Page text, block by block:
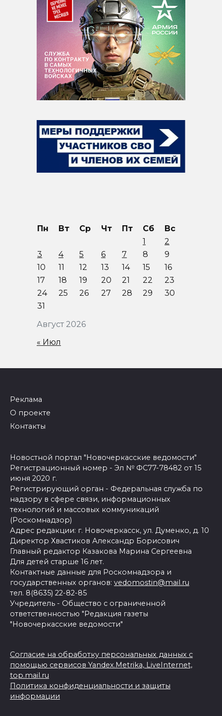
Август 2026
Пн Вт Ср Чт Пт Сб
Вс
1
2
3
4 5 6 7 8
9
10
11 12 13 14 15
16
17
18 19 20 21 22
23
24
25 26 27 28 29
30
31
« Июл
Реклама
О проекте
Контакты
Новостной портал "Новочеркасские ведомости"
Регистрационный номер - Эл № ФС77-78482 от 15
июня 2020 г.
Регистрирующий орган - Федеральная служба по
надзору в сфере связи, информационных
технологий и массовых коммуникаций
(Роскомнадзор)
Адрес редакции: г. Новочеркасск, ул. Думенко, д. 10
Директор Хвастиков Александр Борисович
Главный редактор Казакова Марина Сергеевна
Для детей старше 16 лет.
Контактные данные для Роскомнадзора и
государственных органов: vedomostin@mail.ru
тел. 8(8635) 22-82-85
Учредитель - Общество с ограниченной
ответственностью "Редакция газеты
"Новочеркасские ведомости"
Согласие на обработку персональных данных с
помощью сервисов Yandex.Metrika, LiveInternet,
top.mail.ru
Политика конфиденциальности и защиты
информации